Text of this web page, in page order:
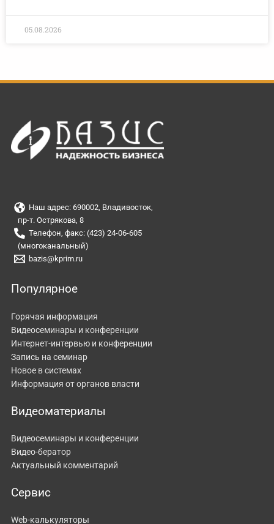
05.08.2026
Наш адрес: 690002, Владивосток,
пр-т. Острякова, 8
Телефон, факс: (423) 24-06-605
(многоканальный)
bazis@kprim.ru
Популярное
Горячая информация
Видеосеминары и конференции
Интернет-интервью и конференции
Запись на семинар
Новое в системах
Информация от органов власти
Видеоматериалы
Видеосеминары и конференции
Видео-бератор
Актуальный комментарий
Сервис
Web-калькуляторы